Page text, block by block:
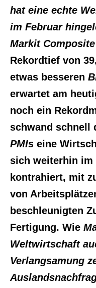
hat eine echte
im Februar
Markit
Rekordtief von
etwas besseren
erwartet am
noch ein
schwand schnell
PMIs eine
sich weiterhin im
kontrahiert, mit
von
beschleunigten
Fertigung. Wie
Weltwirtschaft
Verlangsamung